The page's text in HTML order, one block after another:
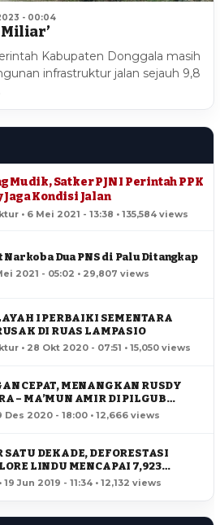
- 00:04
Miliar’
Kabupaten Donggala masih
infrastruktur jalan sejauh 9,8
Mudik, Satker PJN I Perintah PPK
Jaga Kondisi Jalan
• 6 Mei 2021 - 13:38 • 135,584 views
Dua PNS di Palu Ditangkap
2021 - 05:02 • 29,807 views
I PERBAIKI SEMENTARA
DI RUAS LAMPASIO
• 28 Okt 2020 - 07:51 • 15,050 views
CEPAT, MENANGKAN RUSDY
– MA’MUN AMIR DI PILGUB
Des 2020 - 18:00 • 12,666 views
SATU DEKADE, DEFORESTASI
LINDU MENCAPAI 7,923
Jun 2019 - 11:34 • 12,132 views